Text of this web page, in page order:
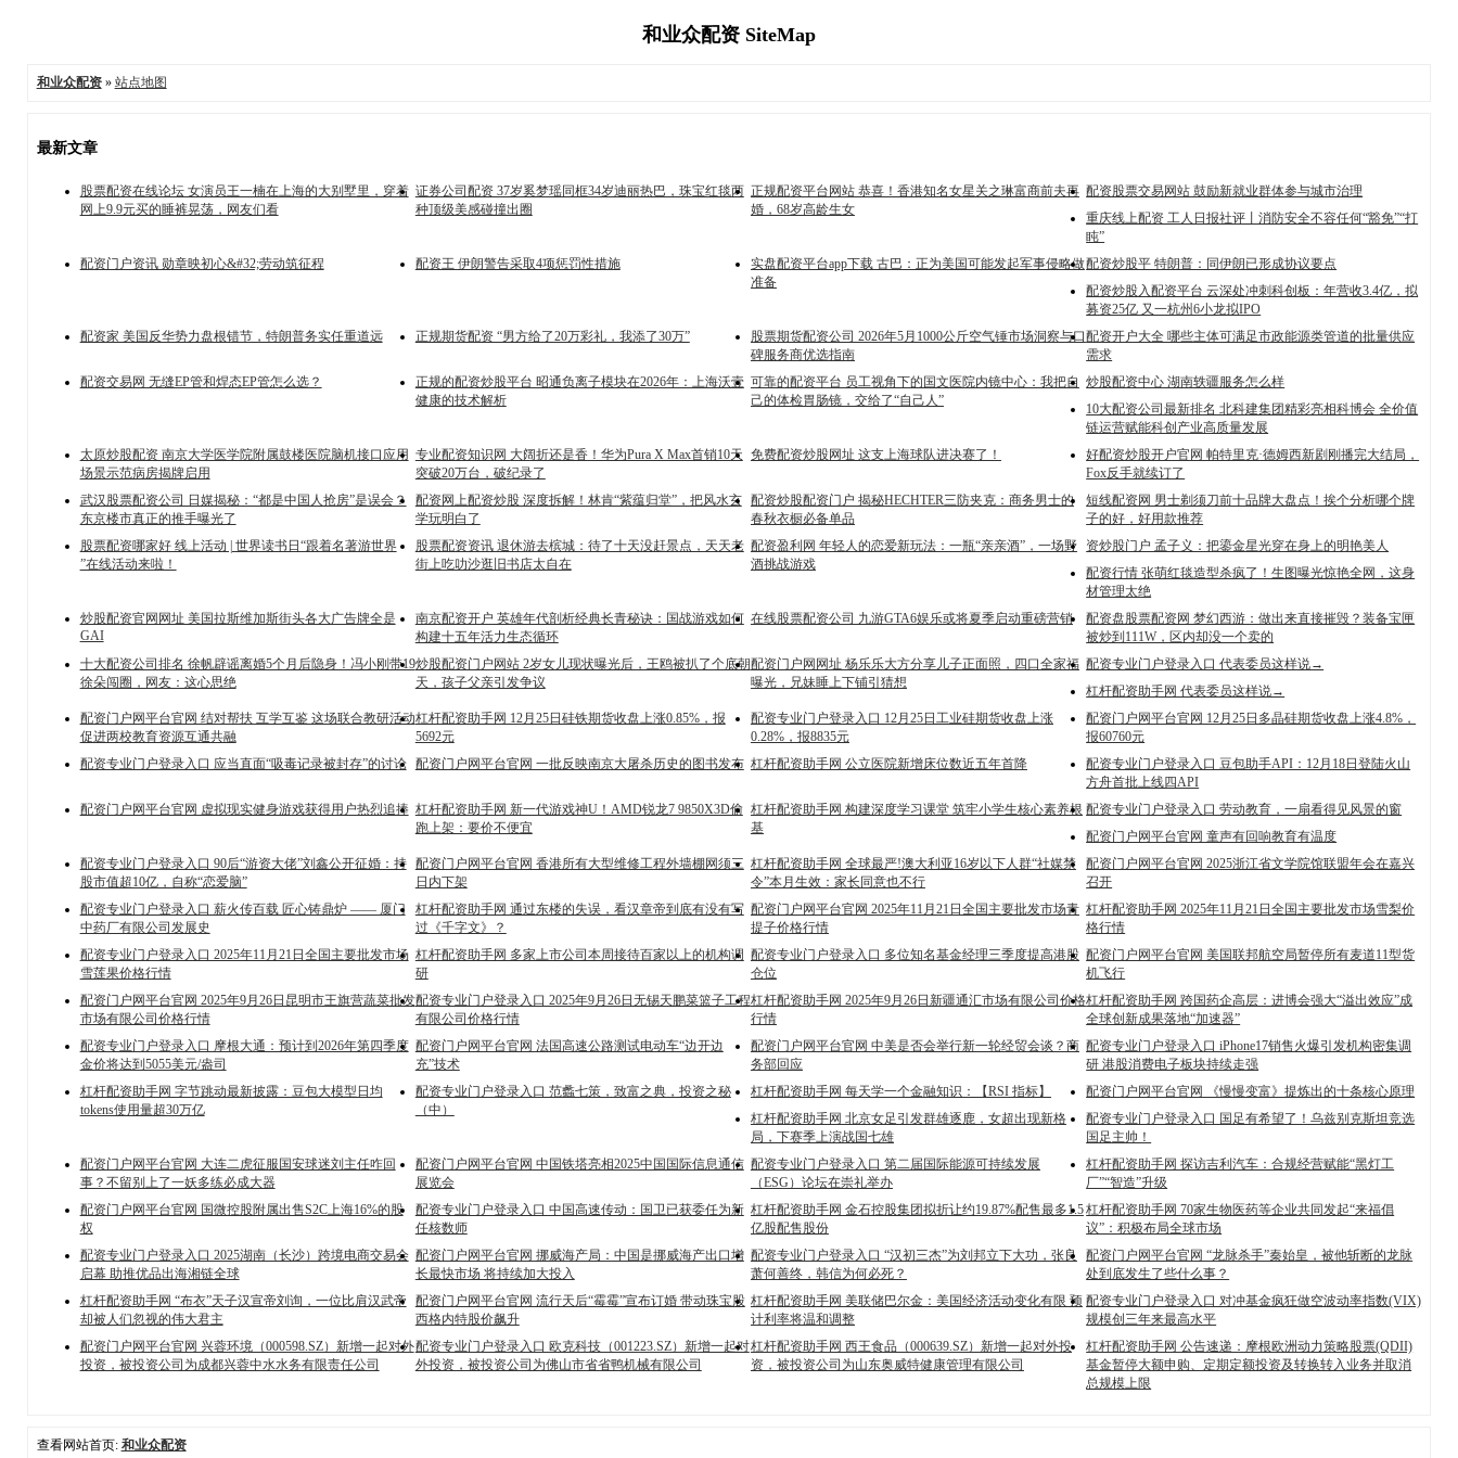
和业众配资 SiteMap
和业众配资» 站点地图
最新文章
股票配资在线论坛 女演员王一楠在上海的大别墅里，穿着
网上9.9元买的睡裤晃荡，网友们看
证券公司配资 37岁奚梦瑶同框34岁迪丽热巴，珠宝红毯两
种顶级美感碰撞出圈
正规配资平台网站 恭喜！香港知名女星关之琳富商前夫再
婚，68岁高龄生女
配资股票交易网站 鼓励新就业群体参与城市治理
重庆线上配资 工人日报社评丨消防安全不容任何“豁免”“打
盹”
配资门户资讯 勋章映初心&#32;劳动筑征程
配资王 伊朗警告采取4项惩罚性措施
实盘配资平台app下载 古巴：正为美国可能发起军事侵略做
准备
配资炒股平 特朗普：同伊朗已形成协议要点
配资炒股入配资平台 云深处冲刺科创板：年营收3.4亿，拟
募资25亿 又一杭州6小龙拟IPO
配资家 美国反华势力盘根错节，特朗普务实任重道远
正规期货配资 “男方给了20万彩礼，我添了30万”
股票期货配资公司 2026年5月1000公斤空气锤市场洞察与口
碑服务商优选指南
配资开户大全 哪些主体可满足市政能源类管道的批量供应
需求
配资交易网 无缝EP管和焊态EP管怎么选？
正规的配资炒股平台 昭通负离子模块在2026年：上海沃壹
健康的技术解析
可靠的配资平台 员工视角下的国文医院内镜中心：我把自
己的体检胃肠镜，交给了“自己人”
炒股配资中心 湖南轶疆服务怎么样
10大配资公司最新排名 北科建集团精彩亮相科博会 全价值
链运营赋能科创产业高质量发展
太原炒股配资 南京大学医学院附属鼓楼医院脑机接口应用
场景示范病房揭牌启用
专业配资知识网 大阔折还是香！华为Pura X Max首销10天
突破20万台，破纪录了
免费配资炒股网址 这支上海球队进决赛了！
好配资炒股开户官网 帕特里克·德姆西新剧刚播完大结局，
Fox反手就续订了
武汉股票配资公司 日媒揭秘：“都是中国人抢房”是误会？
东京楼市真正的推手曝光了
配资网上配资炒股 深度拆解！林肯“紫蕴归堂”，把风水玄
学玩明白了
配资炒股配资门户 揭秘HECHTER三防夹克：商务男士的
春秋衣橱必备单品
短线配资网 男士剃须刀前十品牌大盘点！挨个分析哪个牌
子的好，好用款推荐
股票配资哪家好 线上活动 | 世界读书日“跟着名著游世界
”在线活动来啦！
股票配资资讯 退休游去槟城：待了十天没赶景点，天天老
街上吃叻沙逛旧书店太自在
配资盈利网 年轻人的恋爱新玩法：一瓶“亲亲酒”，一场野
酒挑战游戏
资炒股门户 孟子义：把鎏金星光穿在身上的明艳美人
配资行情 张萌红毯造型杀疯了！生图曝光惊艳全网，这身
材管理太绝
炒股配资官网网址 美国拉斯维加斯街头各大广告牌全是
GAI
南京配资开户 英雄年代剖析经典长青秘诀：国战游戏如何
构建十五年活力生态循环
在线股票配资公司 九游GTA6娱乐或将夏季启动重磅营销
配资盘股票配资网 梦幻西游：做出来直接摧毁？装备宝匣
被炒到111W，区内却没一个卖的
十大配资公司排名 徐帆辟谣离婚5个月后隐身！冯小刚带19
徐朵闯圈，网友：这心思绝
炒股配资门户网站 2岁女儿现状曝光后，王鸥被扒了个底朝
天，孩子父亲引发争议
配资门户网网址 杨乐乐大方分享儿子正面照，四口全家福
曝光，兄妹睡上下铺引猜想
配资专业门户登录入口 代表委员这样说→
杠杆配资助手网 代表委员这样说→
配资门户网平台官网 结对帮扶 互学互鉴 这场联合教研活动
促进两校教育资源互通共融
杠杆配资助手网 12月25日硅铁期货收盘上涨0.85%，报
5692元
配资专业门户登录入口 12月25日工业硅期货收盘上涨
0.28%，报8835元
配资门户网平台官网 12月25日多晶硅期货收盘上涨4.8%，
报60760元
配资专业门户登录入口 应当直面“吸毒记录被封存”的讨论
配资门户网平台官网 一批反映南京大屠杀历史的图书发布 杠杆配资助手网 公立医院新增床位数近五年首降
配资专业门户登录入口 豆包助手API：12月18日登陆火山
方舟首批上线四API
配资门户网平台官网 虚拟现实健身游戏获得用户热烈追捧 杠杆配资助手网 新一代游戏神U！AMD锐龙7 9850X3D偷
跑上架：要价不便宜
杠杆配资助手网 构建深度学习课堂 筑牢小学生核心素养根
基
配资专业门户登录入口 劳动教育，一扇看得见风景的窗
配资门户网平台官网 童声有回响教育有温度
配资专业门户登录入口 90后“游资大佬”刘鑫公开征婚：持
股市值超10亿，自称“恋爱脑”
配资门户网平台官网 香港所有大型维修工程外墙棚网须三
日内下架
杠杆配资助手网 全球最严!澳大利亚16岁以下人群“社媒禁
令”本月生效：家长同意也不行
配资门户网平台官网 2025浙江省文学院馆联盟年会在嘉兴
召开
配资专业门户登录入口 薪火传百载 匠心铸鼎炉 —— 厦门
中药厂有限公司发展史
杠杆配资助手网 通过东楼的失误，看汉章帝到底有没有写
过《千字文》？
配资门户网平台官网 2025年11月21日全国主要批发市场青
提子价格行情
杠杆配资助手网 2025年11月21日全国主要批发市场雪梨价
格行情
配资专业门户登录入口 2025年11月21日全国主要批发市场
雪莲果价格行情
杠杆配资助手网 多家上市公司本周接待百家以上的机构调
研
配资专业门户登录入口 多位知名基金经理三季度提高港股
仓位
配资门户网平台官网 美国联邦航空局暂停所有麦道11型货
机飞行
配资门户网平台官网 2025年9月26日昆明市王旗营蔬菜批发
市场有限公司价格行情
配资专业门户登录入口 2025年9月26日无锡天鹏菜篮子工程
有限公司价格行情
杠杆配资助手网 2025年9月26日新疆通汇市场有限公司价格
行情
杠杆配资助手网 跨国药企高层：进博会强大“溢出效应”成
全球创新成果落地“加速器”
配资专业门户登录入口 摩根大通：预计到2026年第四季度
金价将达到5055美元/盎司
配资门户网平台官网 法国高速公路测试电动车“边开边
充”技术
配资门户网平台官网 中美是否会举行新一轮经贸会谈？商
务部回应
配资专业门户登录入口 iPhone17销售火爆引发机构密集调
研 港股消费电子板块持续走强
杠杆配资助手网 字节跳动最新披露：豆包大模型日均
tokens使用量超30万亿
配资专业门户登录入口 范蠡七策，致富之典，投资之秘
（中）
杠杆配资助手网 每天学一个金融知识：【RSI 指标】
配资门户网平台官网 《慢慢变富》提炼出的十条核心原理
杠杆配资助手网 北京女足引发群雄逐鹿，女超出现新格
局，下赛季上演战国七雄
配资专业门户登录入口 国足有希望了！乌兹别克斯坦竞选
国足主帅！
配资门户网平台官网 大连二虎征服国安球迷刘主任咋回
事？不留别上了一妖多练必成大器
配资门户网平台官网 中国铁塔亮相2025中国国际信息通信
展览会
配资专业门户登录入口 第二届国际能源可持续发展
（ESG）论坛在崇礼举办
杠杆配资助手网 探访吉利汽车：合规经营赋能“黑灯工
厂”“智造”升级
配资门户网平台官网 国微控股附属出售S2C上海16%的股
权
配资专业门户登录入口 中国高速传动：国卫已获委任为新
任核数师
杠杆配资助手网 金石控股集团拟折让约19.87%配售最多1.5
亿股配售股份
杠杆配资助手网 70家生物医药等企业共同发起“来福倡
议”：积极布局全球市场
配资专业门户登录入口 2025湖南（长沙）跨境电商交易会
启幕 助推优品出海湘链全球
配资门户网平台官网 挪威海产局：中国是挪威海产出口增
长最快市场 将持续加大投入
配资专业门户登录入口 “汉初三杰”为刘邦立下大功，张良
萧何善终，韩信为何必死？
配资门户网平台官网 “龙脉杀手”秦始皇，被他斩断的龙脉
处到底发生了些什么事？
杠杆配资助手网 “布衣”天子汉宣帝刘询，一位比肩汉武帝
却被人们忽视的伟大君主
配资门户网平台官网 流行天后“霉霉”宣布订婚 带动珠宝股
西格内特股价飙升
杠杆配资助手网 美联储巴尔金：美国经济活动变化有限 预
计利率将温和调整
配资专业门户登录入口 对冲基金疯狂做空波动率指数(VIX)
规模创三年来最高水平
配资门户网平台官网 兴蓉环境（000598.SZ）新增一起对外
投资，被投资公司为成都兴蓉中水水务有限责任公司
配资专业门户登录入口 欧克科技（001223.SZ）新增一起对
外投资，被投资公司为佛山市省省鸭机械有限公司
杠杆配资助手网 西王食品（000639.SZ）新增一起对外投
资，被投资公司为山东奥威特健康管理有限公司
杠杆配资助手网 公告速递：摩根欧洲动力策略股票(QDII)
基金暂停大额申购、定期定额投资及转换转入业务并取消
总规模上限
查看网站首页: 和业众配资